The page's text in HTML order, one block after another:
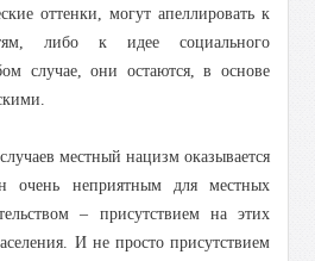
оттенки, могут апеллировать к
либо к идее социального
случае, они остаются, в основе
местный нацизм оказывается
очень неприятным для местных
– присутствием на этих
И не просто присутствием